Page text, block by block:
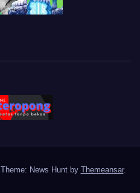
Theme: News Hunt by Themeansar.